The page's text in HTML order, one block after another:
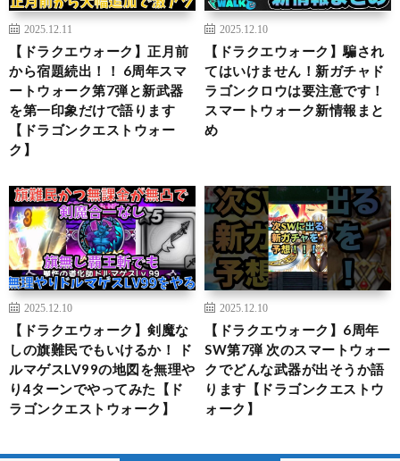
2025.12.11
【ドラクエウォーク】正月前
から宿題続出！！ 6周年スマ
ートウォーク第7弾と新武器
を第一印象だけで語ります
【ドラゴンクエストウォー
ク】
2025.12.10
【ドラクエウォーク】騙され
てはいけません！新ガチャド
ラゴンクロウは要注意です！
スマートウォーク新情報まと
め
2025.12.10
【ドラクエウォーク】剣魔な
しの旗難民でもいけるか！ ド
ルマゲスLV99の地図を無理や
り4ターンでやってみた【ド
ラゴンクエストウォーク】
2025.12.10
【ドラクエウォーク】6周年
SW第7弾 次のスマートウォー
クでどんな武器が出そうか語
ります【ドラゴンクエストウ
ォーク】